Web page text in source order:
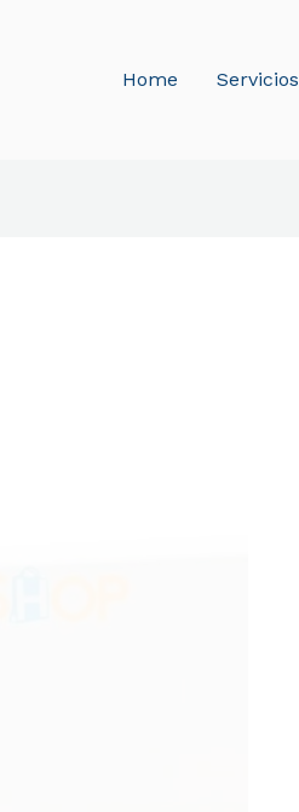
Home Servicios